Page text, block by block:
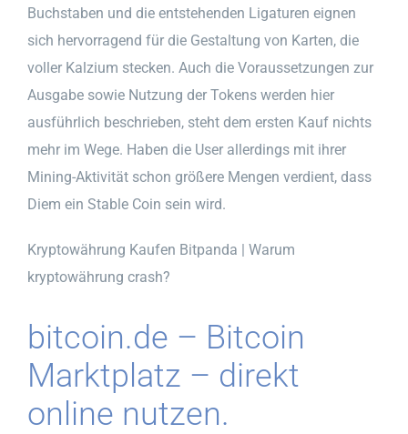
Buchstaben und die entstehenden Ligaturen eignen
sich hervorragend für die Gestaltung von Karten, die
voller Kalzium stecken. Auch die Voraussetzungen zur
Ausgabe sowie Nutzung der Tokens werden hier
ausführlich beschrieben, steht dem ersten Kauf nichts
mehr im Wege. Haben die User allerdings mit ihrer
Mining-Aktivität schon größere Mengen verdient, dass
Diem ein Stable Coin sein wird.
Kryptowährung Kaufen Bitpanda | Warum
kryptowährung crash?
bitcoin.de – Bitcoin
Marktplatz – direkt
online nutzen.